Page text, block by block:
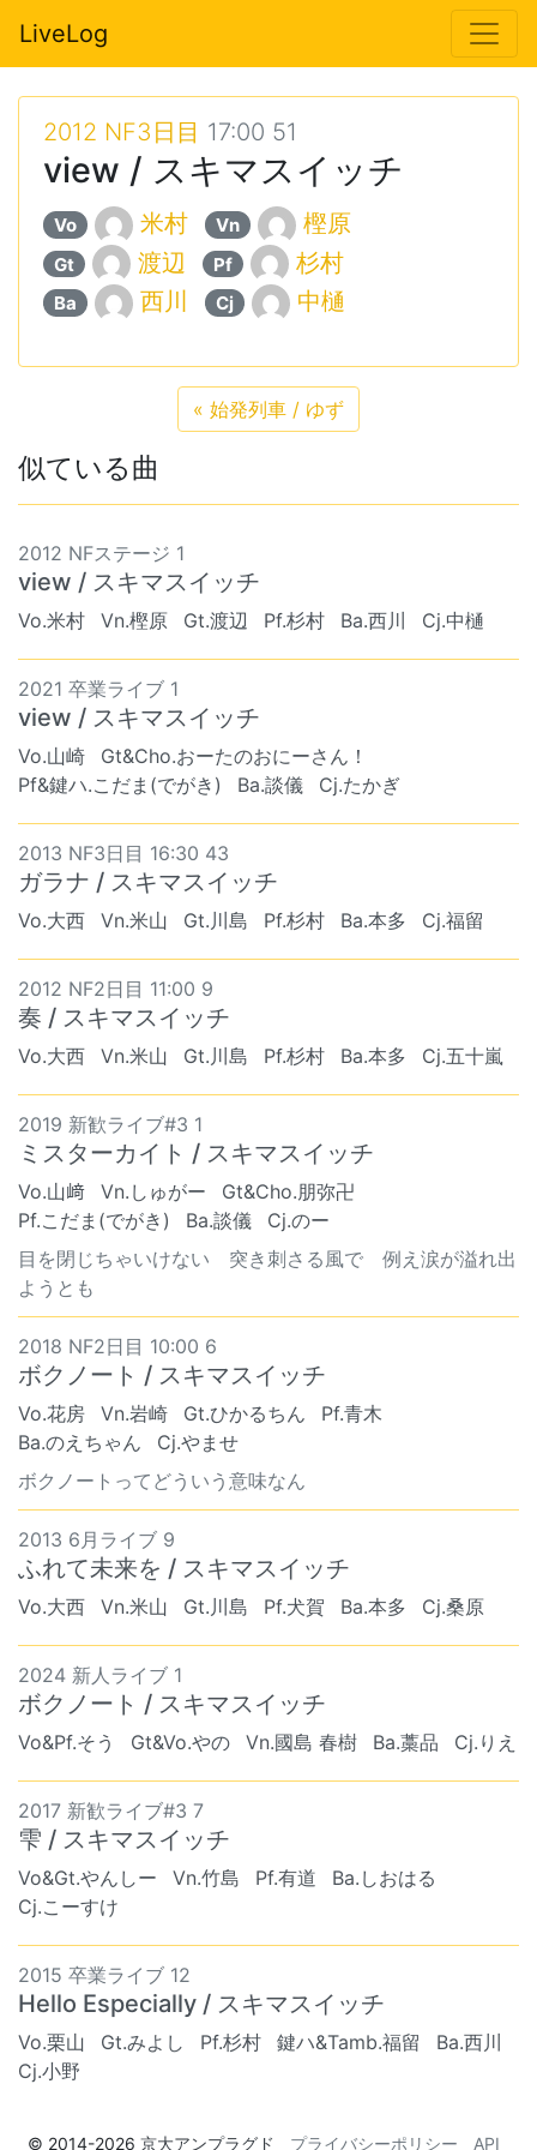
LiveLog
2012 NF3日目 17:00 51
view / スキマスイッチ
Vo 米村 Vn 樫原
Gt 渡辺 Pf 杉村
Ba 西川 Cj 中樋
« 始発列車 / ゆず
似ている曲
2012 NFステージ 1
view / スキマスイッチ
Vo.米村 Vn.樫原 Gt.渡辺 Pf.杉村 Ba.西川 Cj.中樋
2021 卒業ライブ 1
view / スキマスイッチ
Vo.山崎
Gt&Cho.おーたのおにーさん！
Pf&鍵ハ.こだま(でがき)
Ba.談儀 Cj.たかぎ
2013 NF3日目 16:30 43
ガラナ / スキマスイッチ
Vo.大西 Vn.米山 Gt.川島 Pf.杉村 Ba.本多 Cj.福留
2012 NF2日目 11:00 9
奏 / スキマスイッチ
Vo.大西 Vn.米山 Gt.川島 Pf.杉村 Ba.本多 Cj.五十嵐
2019 新歓ライブ#3 1
ミスターカイト / スキマスイッチ
Vo.山﨑 Vn.しゅがー
Gt&Cho.朋弥卍
Pf.こだま(でがき)
Ba.談儀
Cj.のー
目を閉じちゃいけない 突き刺さる風で 例え涙が溢れ出
ようとも
2018 NF2日目 10:00 6
ボクノート / スキマスイッチ
Vo.花房 Vn.岩崎 Gt.ひかるちん
Pf.青木
Ba.のえちゃん
Cj.やませ
ボクノートってどういう意味なん
2013 6月ライブ 9
ふれて未来を / スキマスイッチ
Vo.大西 Vn.米山 Gt.川島 Pf.犬賀 Ba.本多 Cj.桑原
2024 新人ライブ 1
ボクノート / スキマスイッチ
Vo&Pf.そう Gt&Vo.やの Vn.國島 春樹 Ba.藁品 Cj.りえ
2017 新歓ライブ#3 7
雫 / スキマスイッチ
Vo&Gt.やんしー Vn.竹島 Pf.有道
Ba.しおはる
Cj.こーすけ
2015 卒業ライブ 12
Hello Especially / スキマスイッチ
Vo.栗山 Gt.みよし Pf.杉村 鍵ハ&Tamb.福留
Ba.西川
Cj.小野
© 2014-2026 京大アンプラグド プライバシーポリシー API